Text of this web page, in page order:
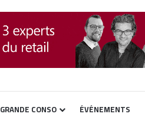
CONSO ÉVÉNEMENTS